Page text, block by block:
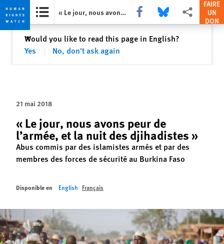
Skip
privacy
Skip
content
« Le jour, nous avons peur de l’armée, et la nuit des djihadistes » Share this via Facebook
Share this via Bluesky
Share this via
FAIRE
UN
DON
Would you like to read this page in English?
Yes
No, don't ask again
✕Fermer
21 mai 2018
« Le jour, nous avons peur de
l’armée, et la nuit des djihadistes »
Abus commis par des islamistes armés et par des
membres des forces de sécurité au Burkina Faso
Disponible en English Français